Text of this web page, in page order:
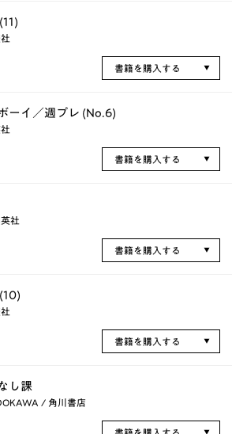
書籍を購入する
ーイ／週プレ (No.6)
書籍を購入する
社
書籍を購入する
書籍を購入する
し課
/ 角川書店